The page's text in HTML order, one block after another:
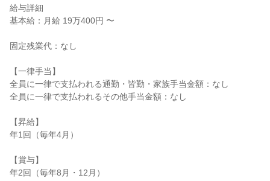
給与詳細
基本給：月給 19万400円 〜
固定残業代：なし
【一律手当】
全員に一律で支払われる通勤・皆勤・家族手当金額：なし
全員に一律で支払われるその他手当金額：なし
【昇給】
年1回（毎年4月）
【賞与】
年2回（毎年8月・12月）